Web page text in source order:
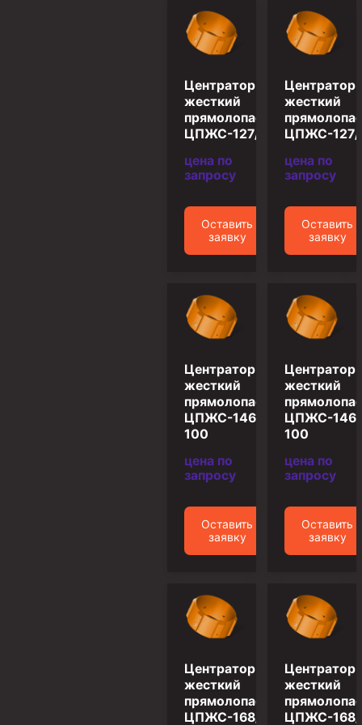
Оборудование для трубопроводов и манифольдов
Противовыбросовое оборудование
Центратор
жесткий
прямолопастной
ЦПЖС-127/149,2
цена по
запросу
Оставить
заявку
Центратор
жесткий
ЦПЖС-127/
цена по
запросу
Оставить
заявку
Центратор
жесткий
прямолопастной
ЦПЖС-146/215,9-
100
цена по
запросу
Оставить
заявку
Центратор
жесткий
ЦПЖС-146/
100
цена по
запросу
Оставить
заявку
Центратор
жесткий
прямолопастной
ЦПЖС-168/215,9-
Центратор
жесткий
ЦПЖС-168/